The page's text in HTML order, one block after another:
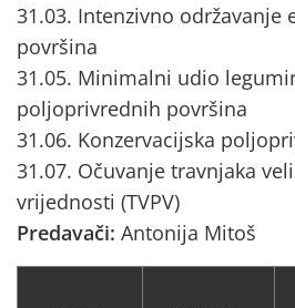
31.03. Intenzivno održavanje
površina
31.05. Minimalni udio
poljoprivrednih površina
31.06. Konzervacijska
31.07. Očuvanje travnjaka
vrijednosti (TVPV)
Predavači: Antonija Mitoš